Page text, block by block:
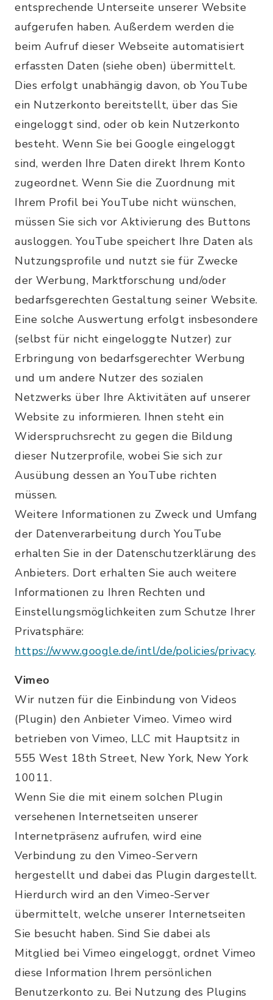
entsprechende Unterseite unserer Website
aufgerufen haben. Außerdem werden die
beim Aufruf dieser Webseite automatisiert
erfassten Daten (siehe oben) übermittelt.
Dies erfolgt unabhängig davon, ob YouTube
ein Nutzerkonto bereitstellt, über das Sie
eingeloggt sind, oder ob kein Nutzerkonto
besteht. Wenn Sie bei Google eingeloggt
sind, werden Ihre Daten direkt Ihrem Konto
zugeordnet. Wenn Sie die Zuordnung mit
Ihrem Profil bei YouTube nicht wünschen,
müssen Sie sich vor Aktivierung des Buttons
ausloggen. YouTube speichert Ihre Daten als
Nutzungsprofile und nutzt sie für Zwecke
der Werbung, Marktforschung und/oder
bedarfsgerechten Gestaltung seiner Website.
Eine solche Auswertung erfolgt insbesondere
(selbst für nicht eingeloggte Nutzer) zur
Erbringung von bedarfsgerechter Werbung
und um andere Nutzer des sozialen
Netzwerks über Ihre Aktivitäten auf unserer
Website zu informieren. Ihnen steht ein
Widerspruchsrecht zu gegen die Bildung
dieser Nutzerprofile, wobei Sie sich zur
Ausübung dessen an YouTube richten
müssen.
Weitere Informationen zu Zweck und Umfang
der Datenverarbeitung durch YouTube
erhalten Sie in der Datenschutzerklärung des
Anbieters. Dort erhalten Sie auch weitere
Informationen zu Ihren Rechten und
Einstellungsmöglichkeiten zum Schutze Ihrer
Privatsphäre:
https://www.google.de/intl/de/policies/privacy.
Vimeo
Wir nutzen für die Einbindung von Videos
(Plugin) den Anbieter Vimeo. Vimeo wird
betrieben von Vimeo, LLC mit Hauptsitz in
555 West 18th Street, New York, New York
10011.
Wenn Sie die mit einem solchen Plugin
versehenen Internetseiten unserer
Internetpräsenz aufrufen, wird eine
Verbindung zu den Vimeo-Servern
hergestellt und dabei das Plugin dargestellt.
Hierdurch wird an den Vimeo-Server
übermittelt, welche unserer Internetseiten
Sie besucht haben. Sind Sie dabei als
Mitglied bei Vimeo eingeloggt, ordnet Vimeo
diese Information Ihrem persönlichen
Benutzerkonto zu. Bei Nutzung des Plugins